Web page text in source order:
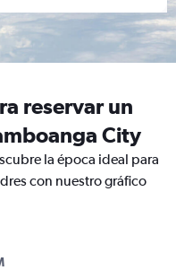
reservar un
City
la época ideal para
con nuestro gráfico